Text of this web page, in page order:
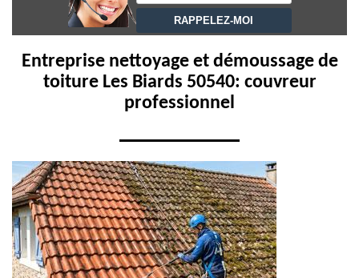
Entreprise nettoyage et démoussage de
toiture Les Biards 50540: couvreur
professionnel